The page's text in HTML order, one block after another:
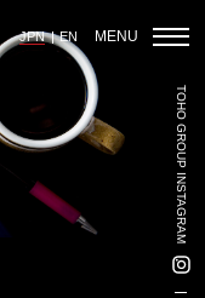
JPN EN MENU
TOHO GROUP INSTAGRAM